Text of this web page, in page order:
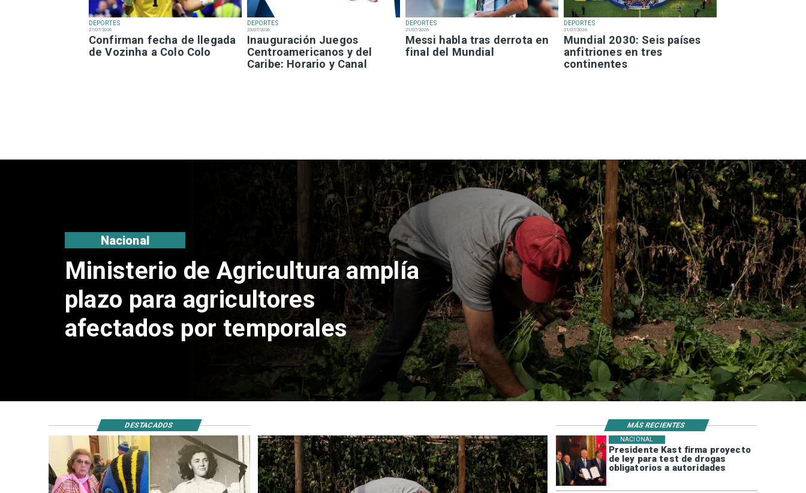
DEPORTES
27/07/2026
Confirman fecha de llegada
de Vozinha a Colo Colo
DEPORTES
23/07/2026
Inauguración Juegos
Centroamericanos y del
Caribe: Horario y Canal
DEPORTES
21/07/2026
Messi habla tras derrota en
final del Mundial
DEPORTES
21/07/2026
Mundial 2030: Seis países
anfitriones en tres
continentes
Fallece Lucy López Cruz,
primera medallista chilena en
Juegos Panamericanos
Deportes
Presidente Kast firma proyecto
de ley para test de drogas
obligatorios a autoridades
NACIONAL
DESTACADOS MÁS RECIENTES